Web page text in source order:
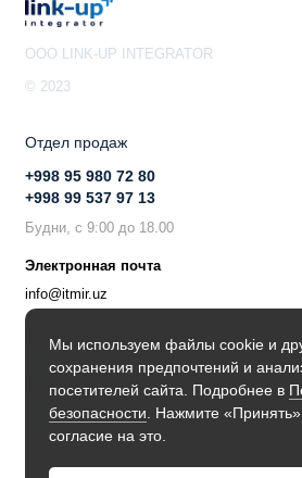
Мы используем файлы cookie и
сохранения предпочтений и
посетителей сайта. Подробнее в
безопасности . Нажмите
согласие на это.
OOO LINK-UP INTEGRATOR
© 2023
Отдел продаж
+998 95 980 72 80
+998 99 537 97 13
Будни, с 9:00 до 18.00
Электронная почта
info@itmir.uz
Поддержка в мессенджере
Будьте в курсе наших новостей!